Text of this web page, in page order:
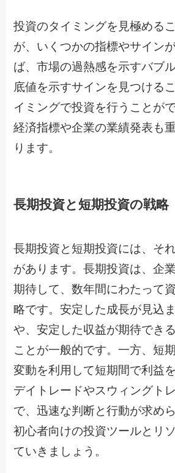
投資のタイミングを見極める
が、いくつかの指標やサイン
ば、市場の過熱感を示すバブ
底値を示すサインを見つける
イミングで投資を行うことが
経済指標や企業の業績発表も
ります。
長期投資と短期投資の戦略
長期投資と短期投資には、そ
があります。長期投資は、企
期待して、数年間にわたって
略です。安定した成長が見込
や、安定した収益が期待でき
ことが一般的です。一方、短
変動を利用して短期間で利益
デイトレードやスウィングト
で、迅速な判断と行動が求め
初心者向けの投資ツールとリ
ていきましょう。